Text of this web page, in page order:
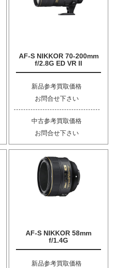
AF-S NIKKOR 70-200mm
f/2.8G ED VR II
新品参考買取価格
お問合せ下さい
中古参考買取価格
お問合せ下さい
AF-S NIKKOR 58mm
f/1.4G
新品参考買取価格